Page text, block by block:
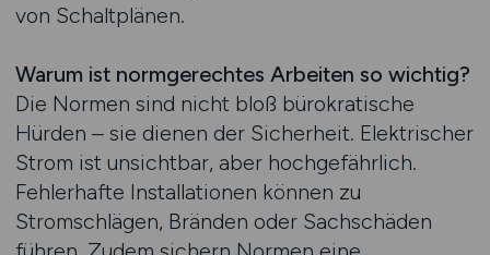
von Schaltplänen.
Warum ist normgerechtes Arbeiten so wichtig?
Die Normen sind nicht bloß bürokratische
Hürden – sie dienen der Sicherheit. Elektrischer
Strom ist unsichtbar, aber hochgefährlich.
Fehlerhafte Installationen können zu
Stromschlägen, Bränden oder Sachschäden